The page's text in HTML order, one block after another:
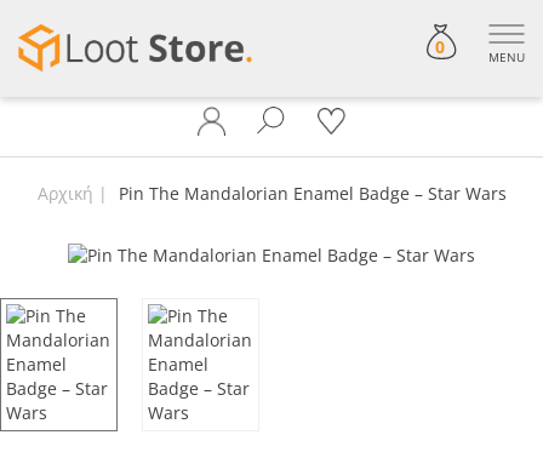
0 MENU
Αρχική Pin The Mandalorian Enamel Badge – Star Wars